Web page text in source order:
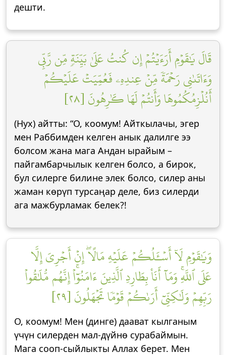
дешти.
قَالَ يَٰقَوۡمِ أَرَءَيۡتُمۡ إِن كُنتُ عَلَىٰ بَيِّنَةٖ مِّن رَّبِّي
وَءَاتَىٰنِي رَحۡمَةٗ مِّنۡ عِندِهِۦ فَعُمِّيَتۡ عَلَيۡكُمۡ
أَنُلۡزِمُكُمُوهَا وَأَنتُمۡ لَهَا كَٰرِهُونَ [٢٨]
(Нух) айтты: “О, коомум! Айткылачы, эгер
мен Раббимден келген анык далилге ээ
болсом жана мага Андан ырайым –
пайгамбарчылык келген болсо, а бирок,
бул силерге билине элек болсо, силер аны
жаман көрүп турсаңар деле, биз силерди
ага мажбурламак белек?!
وَيَٰقَوۡمِ لَآ أَسۡـَٔلُكُمۡ عَلَيۡهِ مَالًاۖ إِنۡ أَجۡرِيَ إِلَّا
عَلَى ٱللَّهِۚ وَمَآ أَنَا۠ بِطَارِدِ ٱلَّذِينَ ءَامَنُوٓاْۚ إِنَّهُم مُّلَٰقُواْ
رَبِّهِمۡ وَلَٰكِنِّيٓ أَرَىٰكُمۡ قَوۡمٗا تَجۡهَلُونَ [٢٩]
О, коомум! Мен (динге) даават кылганым
үчүн силерден мал-дүйнө сурабаймын.
Мага сооп-сыйлыкты Аллах берет. Мен